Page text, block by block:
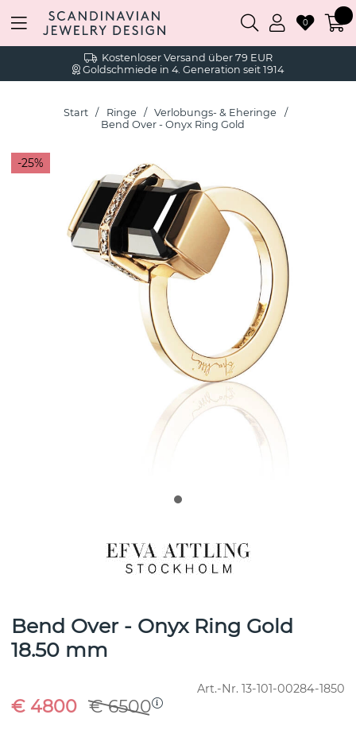
Kostenloser Versand über 79 EUR
Goldschmiede in 4. Generation seit 1914
0
Start Ringe
Verlobungs- & Eheringe
Bend Over - Onyx Ring Gold
25
Bend Over - Onyx Ring Gold
18.50 mm
Art.-Nr. 13-101-00284-1850
€ 6500
€ 4800